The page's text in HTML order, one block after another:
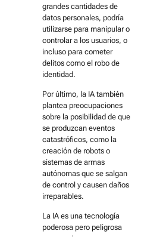
grandes cantidades de
datos personales, podría
utilizarse para manipular o
controlar a los usuarios, o
incluso para cometer
delitos como el robo de
identidad.
Por último, la IA también
plantea preocupaciones
sobre la posibilidad de que
se produzcan eventos
catastróficos, como la
creación de robots o
sistemas de armas
autónomas que se salgan
de control y causen daños
irreparables.
La IA es una tecnología
poderosa pero peligrosa